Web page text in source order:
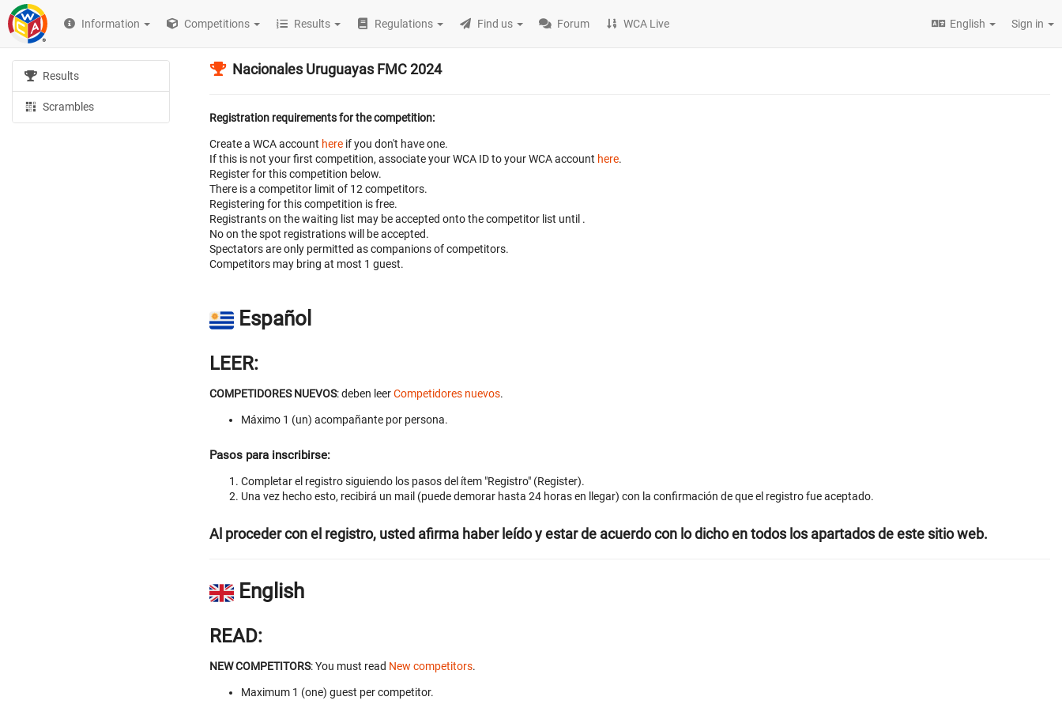
Information Competitions Results Regulations Find us Forum WCA Live English Sign in
Results
Scrambles
Nacionales Uruguayas FMC 2024
Registration requirements for the competition:
Create a WCA account here if you don't have one.
If this is not your first competition, associate your WCA ID to your WCA account here.
Register for this competition below.
There is a competitor limit of 12 competitors.
Registering for this competition is free.
Registrants on the waiting list may be accepted onto the competitor list until .
No on the spot registrations will be accepted.
Spectators are only permitted as companions of competitors.
Competitors may bring at most 1 guest.
Español
LEER:
COMPETIDORES NUEVOS: deben leerCompetidores nuevos.
Máximo 1 (un) acompañante por persona.
Pasos para inscribirse:
Completar el registro siguiendo los pasos del ítem "Registro" (Register).
Una vez hecho esto, recibirá un mail (puede demorar hasta 24 horas en llegar) con la confirmación de que el registro fue aceptado.
Al proceder con el registro, usted afirma haber leído y estar de acuerdo con lo dicho en todos los apartados de este sitio web.
English
READ:
NEW COMPETITORS: You must read New competitors.
Maximum 1 (one) guest per competitor.